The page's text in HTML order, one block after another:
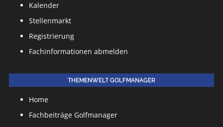
Kalender
Stellenmarkt
Registrierung
Fachinformationen abmelden
THEMENWELT GOLFMANAGER
Home
Fachbeiträge Golfmanager